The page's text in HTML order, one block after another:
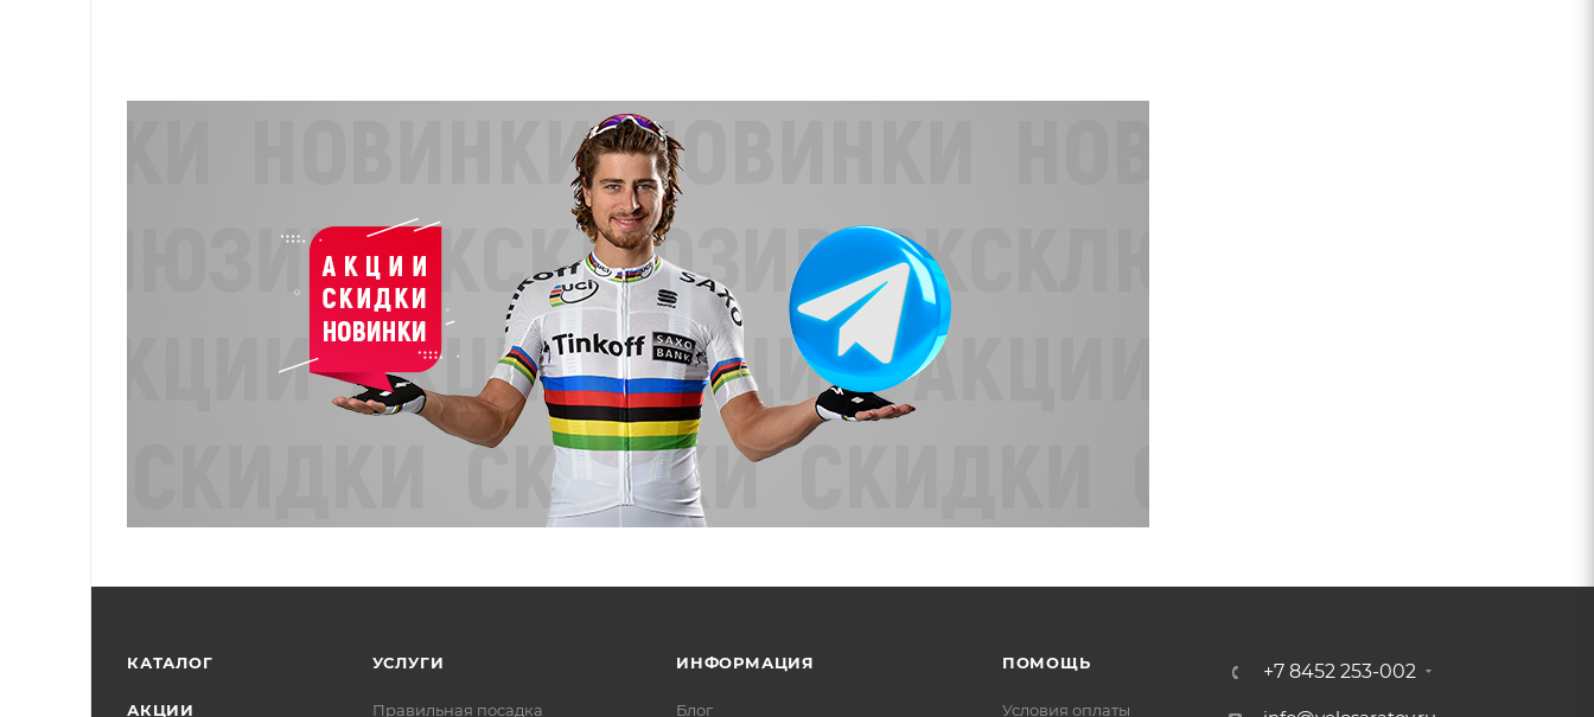
КАТАЛОГ
АКЦИИ
УСЛУГИ
Правильная посадка
ИНФОРМАЦИЯ
Блог
ПОМОЩЬ
Условия оплаты
+7 8452 253-002